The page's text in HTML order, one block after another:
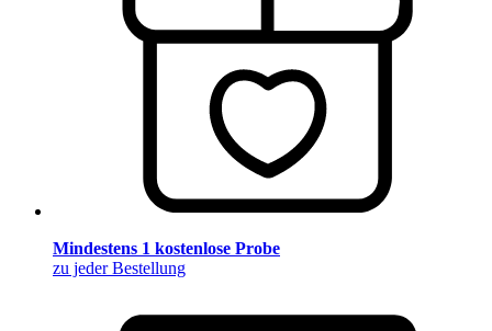
Mindestens 1 kostenlose Probe
zu jeder Bestellung